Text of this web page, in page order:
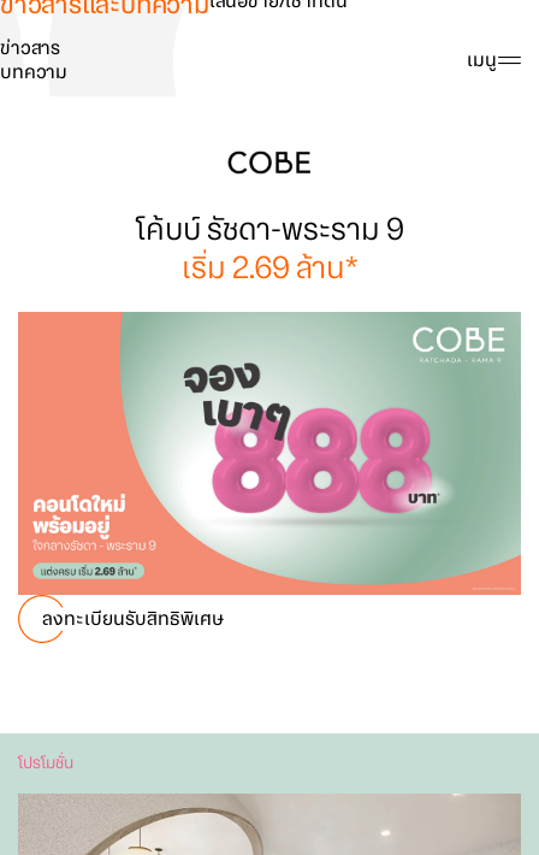
ค้นหา เมนู
ข่าวสาร
บทความ
โค้บบ์ รัชดา-พระราม 9
เริ่ม 2.69 ล้าน*
ลงทะเบียนรับสิทธิพิเศษ
โปรโมชั่น